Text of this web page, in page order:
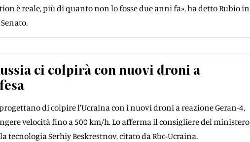
è reale, più di quanto non lo fosse due anni fa», ha detto Rubio in
ci colpirà con nuovi droni a
di colpire l'Ucraina con i nuovi droni a reazione Geran-4,
velocità fino a 500 km/h. Lo afferma il consigliere del ministero
tecnologia Serhiy Beskrestnov, citato da Rbc-Ucraina.